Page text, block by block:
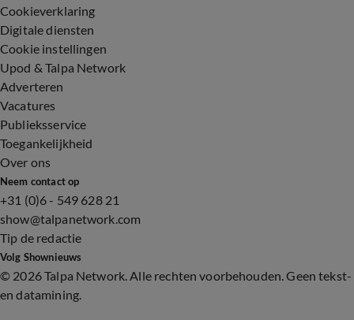
Cookieverklaring
Digitale diensten
Cookie instellingen
Upod & Talpa Network
Adverteren
Vacatures
Publieksservice
Toegankelijkheid
Over ons
Neem contact op
+31 (0)6 - 549 628 21
show@talpanetwork.com
Tip de redactie
Volg Shownieuws
© 2026 Talpa Network. Alle rechten voorbehouden. Geen tekst-
en datamining.